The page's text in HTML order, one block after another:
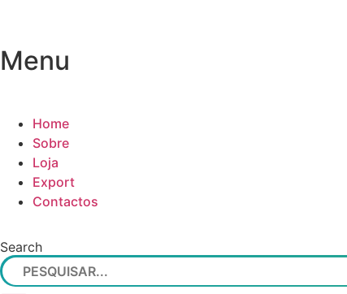
o
conteúdo
Menu
Home
Sobre
Loja
Export
Contactos
Search